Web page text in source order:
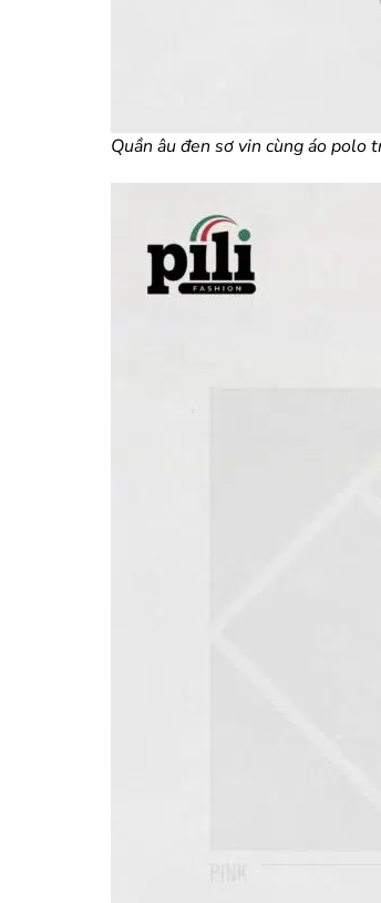
Quần âu đen sơ vin cùng áo polo